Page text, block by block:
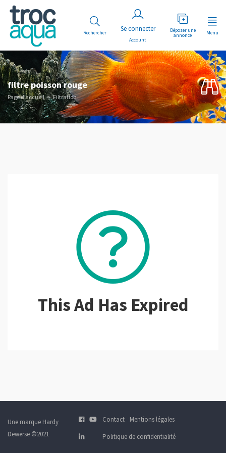
Rechercher
Account
Déposer une
annonce Menu
filtre poisson rouge
Page d’accueil Filtration
This Ad Has Expired
Une marque Hardy
Dewerse ©2021
Contact
Mentions légales
Politique de confidentialité